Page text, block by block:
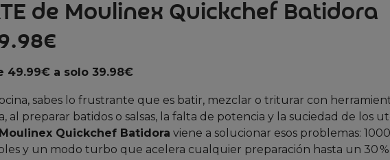
de Moulinex Quickchef Batidora
49.99€ a solo 39.98€
sabes lo frustrante que es batir, mezclar o triturar con
al preparar batidos o salsas, la falta de potencia y la suciedad de los
Moulinex Quickchef Batidora viene a solucionar esos problemas:
y un modo turbo que acelera cualquier preparación hasta un 30 %